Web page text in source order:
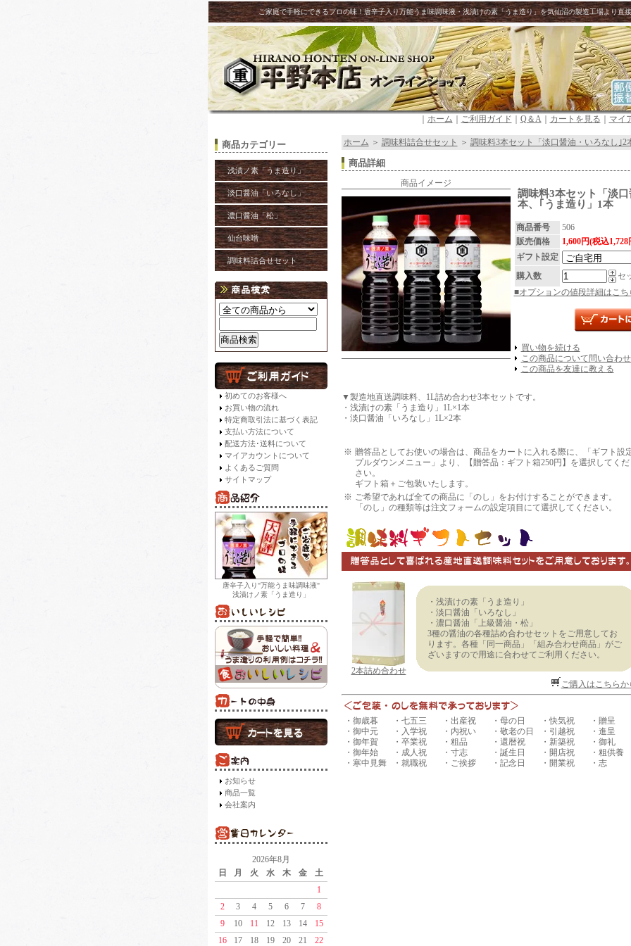
ご家庭で手軽にできるプロの味！唐辛子入り万能うま味調味液・浅漬けの素「うま造り」を気仙沼の製造工場より直
ホーム ご利用ガイド Q＆A｜ カートを見る マイ
商品カテゴリー
浅漬ノ素「うま造り」
淡口醤油「いろなし」
濃口醤油「松」
仙台味噌
調味料詰合せセット
初めてのお客様へ
お買い物の流れ
特定商取引法に基づく表記
支払い方法について
配送方法･送料について
マイアカウントについて
よくあるご質問
サイトマップ
唐辛子入り"万能うま味調味液"
浅漬けノ素「うま造り」
お知らせ
商品一覧
会社案内
2026年8月
日
月 火 水 木 金
土
1
2
3 4 5 6 7
8
9
10 11 12 13 14
15
16
17 18 19 20 21
22
ホーム ＞ 調味料詰合せセット ＞ 調味料3本セット「淡口醤油・いろなし｣2
商品詳細
商品イメージ
調味料3本セット「淡
本、｢うま造り」1本
商品番号
506
販売価格
1,600円(税込1,728
ギフト設定
購入数
セ
■オプションの値段詳細はこち
買い物を続ける
この商品について問い合わ
この商品を友達に教える
▼製造地直送調味料、1L詰め合わせ3本セットです。
・浅漬けの素「うま造り」1L×1本
・淡口醤油「いろなし」1L×2本
※ 贈答品としてお使いの場合は、商品をカートに入れる際に、「ギフト設
プルダウンメニュー」より、【贈答品：ギフト箱250円】を選択してくだ
さい。
ギフト箱＋ご包装いたします。
※ ご希望であれば全ての商品に「のし」をお付けすることができます。
「のし」の種類等は注文フォームの設定項目にて選択してください。
2本詰め合わせ
・浅漬けの素「うま造り」
・淡口醤油「いろなし」
・濃口醤油「上級醤油・松」
3種の醤油の各種詰め合わせセットをご用意してお
ります。各種「同一商品」「組み合わせ商品」がご
ざいますので用途に合わせてご利用ください。
ご購入はこちらか
・御歳暮
・御中元
・御年賀
・御年始
・寒中見舞
・七五三
・入学祝
・卒業祝
・成人祝
・就職祝
・出産祝
・内祝い
・粗品
・寸志
・ご挨拶
・母の日
・敬老の日
・還暦祝
・誕生日
・記念日
・快気祝
・引越祝
・新築祝
・開店祝
・開業祝
・贈呈
・進呈
・御礼
・粗供養
・志